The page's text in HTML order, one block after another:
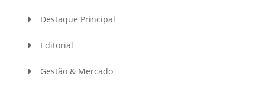
Destaque Principal
Editorial
Gestão & Mercado